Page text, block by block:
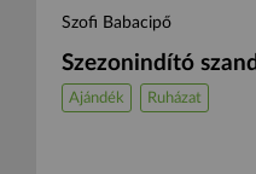
Szofi Babacipő
Szezonindító
Ajándék Ruházat